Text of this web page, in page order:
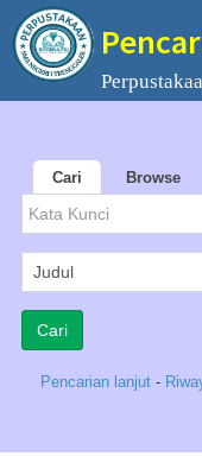
Cari Browse
Pencarian lanjut -